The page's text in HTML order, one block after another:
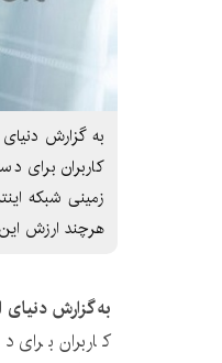
هرچند ارزش
به گزارش دنیای